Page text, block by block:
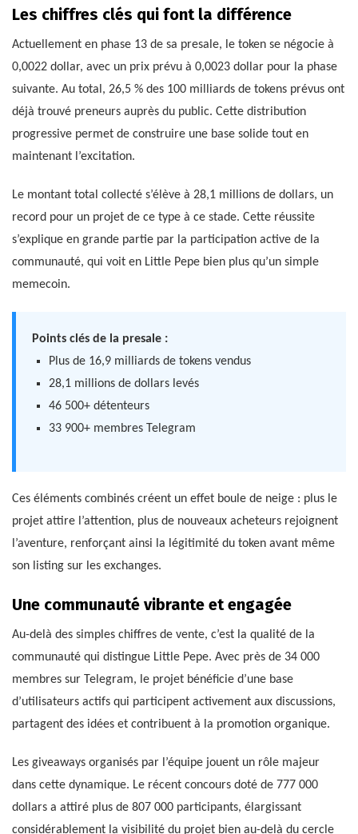
Les chiffres clés qui font la différence
Actuellement en phase 13 de sa presale, le token se négocie à
0,0022 dollar, avec un prix prévu à 0,0023 dollar pour la phase
suivante. Au total, 26,5 % des 100 milliards de tokens prévus ont
déjà trouvé preneurs auprès du public. Cette distribution
progressive permet de construire une base solide tout en
maintenant l’excitation.
Le montant total collecté s’élève à 28,1 millions de dollars, un
record pour un projet de ce type à ce stade. Cette réussite
s’explique en grande partie par la participation active de la
communauté, qui voit en Little Pepe bien plus qu’un simple
memecoin.
Points clés de la presale :
Plus de 16,9 milliards de tokens vendus
28,1 millions de dollars levés
46 500+ détenteurs
33 900+ membres Telegram
Ces éléments combinés créent un effet boule de neige : plus le
projet attire l’attention, plus de nouveaux acheteurs rejoignent
l’aventure, renforçant ainsi la légitimité du token avant même
son listing sur les exchanges.
Une communauté vibrante et engagée
Au-delà des simples chiffres de vente, c’est la qualité de la
communauté qui distingue Little Pepe. Avec près de 34 000
membres sur Telegram, le projet bénéficie d’une base
d’utilisateurs actifs qui participent activement aux discussions,
partagent des idées et contribuent à la promotion organique.
Les giveaways organisés par l’équipe jouent un rôle majeur
dans cette dynamique. Le récent concours doté de 777 000
dollars a attiré plus de 807 000 participants, élargissant
considérablement la visibilité du projet bien au-delà du cercle